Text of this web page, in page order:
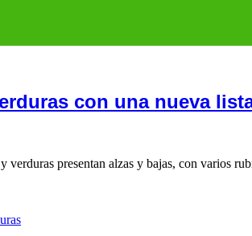
con una nueva
presentan alzas y bajas, con varios